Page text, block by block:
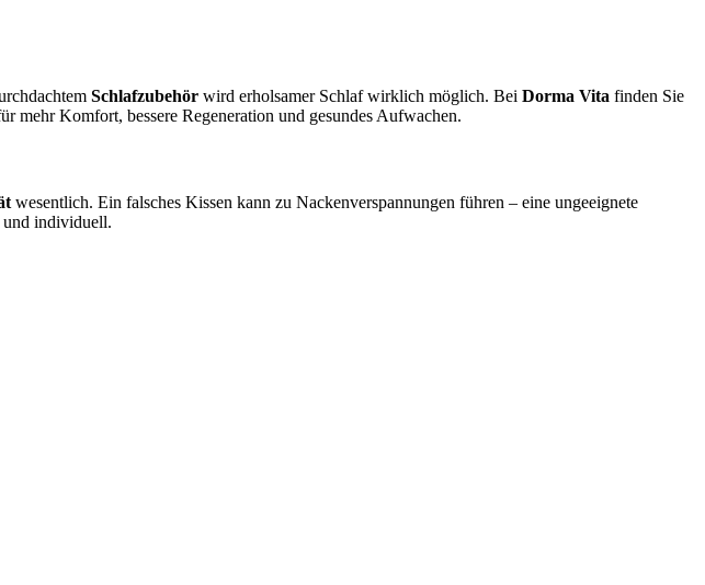
Schlafzubehör wird erholsamer Schlaf wirklich möglich. Bei Dorma Vita finden Sie
mehr Komfort, bessere Regeneration und gesundes Aufwachen.
wesentlich. Ein falsches Kissen kann zu Nackenverspannungen führen – eine ungeeignete
und individuell.